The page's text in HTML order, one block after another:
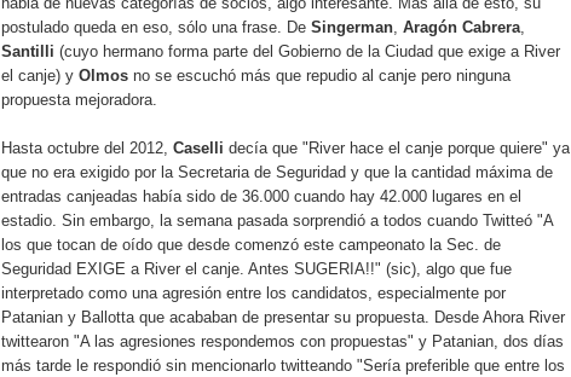
postulado queda en eso, sólo una frase. De Singerman, Aragón Cabrera,
Santilli (cuyo hermano forma parte del Gobierno de la Ciudad que exige a River
el canje) y Olmos no se escuchó más que repudio al canje pero ninguna
propuesta mejoradora.
Hasta octubre del 2012, Caselli decía que "River hace el canje porque quiere" ya
que no era exigido por la Secretaria de Seguridad y que la cantidad máxima de
entradas canjeadas había sido de 36.000 cuando hay 42.000 lugares en el
estadio. Sin embargo, la semana pasada sorprendió a todos cuando Twitteó "A
los que tocan de oído que desde comenzó este campeonato la Sec. de
Seguridad EXIGE a River el canje. Antes SUGERIA!!" (sic), algo que fue
interpretado como una agresión entre los candidatos, especialmente por
Patanian y Ballotta que acababan de presentar su propuesta. Desde Ahora River
twittearon "A las agresiones respondemos con propuestas" y Patanian, dos días
más tarde le respondió sin mencionarlo twitteando "Sería preferible que entre los